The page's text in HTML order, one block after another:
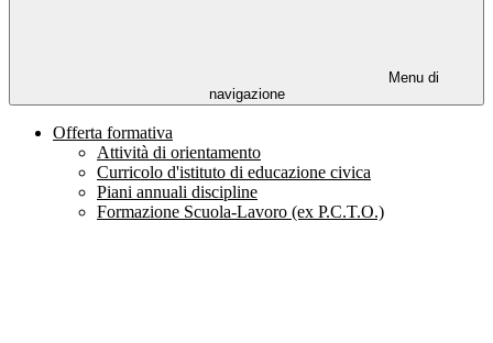
Menu di
navigazione
Offerta formativa
Attività di orientamento
Curricolo d'istituto di educazione civica
Piani annuali discipline
Formazione Scuola-Lavoro (ex P.C.T.O.)